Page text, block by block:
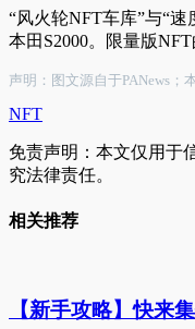
“风火轮NFT车库”与“速
本田S2000。限量版
声明：图文源自于PANews
NFT
免责声明：本文仅用于
究法律责任。
相关推荐
【新手攻略】快来